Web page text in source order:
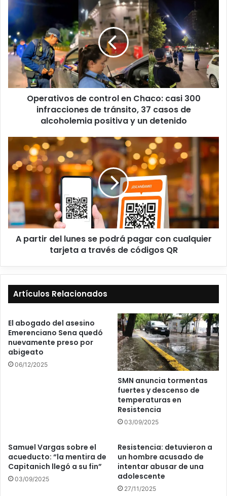
Operativos de control en Chaco: casi 300
infracciones de tránsito, 37 casos de
alcoholemia positiva y un detenido
A partir del lunes se podrá pagar con cualquier
tarjeta a través de códigos QR
Artículos Relacionados
El abogado del asesino
Emerenciano Sena quedó
nuevamente preso por
abigeato
06/12/2025
SMN anuncia tormentas
fuertes y descenso de
temperaturas en
Resistencia
03/09/2025
Samuel Vargas sobre el
acueducto: “la mentira de
Capitanich llegó a su fin”
03/09/2025
Resistencia: detuvieron a
un hombre acusado de
intentar abusar de una
adolescente
27/11/2025